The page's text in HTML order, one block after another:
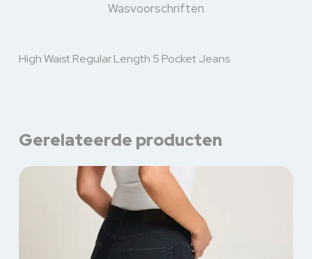
Wasvoorschriften
High Waist Regular Length 5 Pocket Jeans
Gerelateerde producten